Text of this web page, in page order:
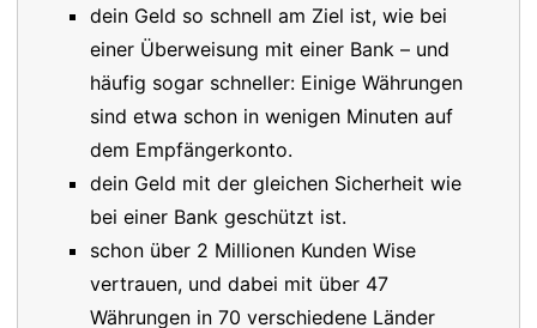
dein Geld so schnell am Ziel ist, wie bei
einer Überweisung mit einer Bank – und
häufig sogar schneller: Einige Währungen
sind etwa schon in wenigen Minuten auf
dem Empfängerkonto.
dein Geld mit der gleichen Sicherheit wie
bei einer Bank geschützt ist.
schon über 2 Millionen Kunden Wise
vertrauen, und dabei mit über 47
Währungen in 70 verschiedene Länder